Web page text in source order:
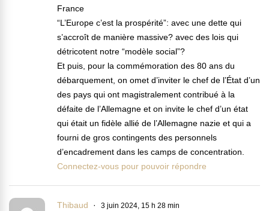
France
“L’Europe c’est la prospérité”: avec une dette qui
s’accroît de manière massive? avec des lois qui
détricotent notre “modèle social”?
Et puis, pour la commémoration des 80 ans du
débarquement, on omet d’inviter le chef de l’État d’un
des pays qui ont magistralement contribué à la
défaite de l’Allemagne et on invite le chef d’un état
qui était un fidèle allié de l’Allemagne nazie et qui a
fourni de gros contingents des personnels
d’encadrement dans les camps de concentration.
Connectez-vous pour pouvoir répondre
Thibaud 3 juin 2024, 15 h 28 min